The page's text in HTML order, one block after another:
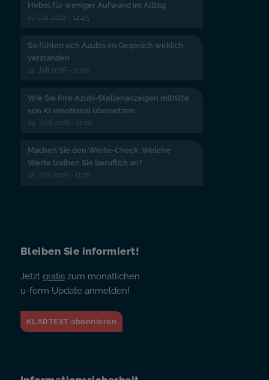
Hebel für weniger Aufwand im Alltag
27. Juli 2026 - 14:45
So fühlen sich Azubis im Gespräch wirklich
verstanden
14. Juli 2026 - 11:00
Wie Sie Ihre Azubi-Stellenanzeigen mithilfe
von KI emotional übersetzen
29. Juni 2026 - 11:00
Machen Sie den Werte-Check: Welche
Werte treiben Sie beruflich an?
12. Juni 2026 - 11:30
Bleiben Sie informiert!
Jetzt gratiszum monatlichen
u-form Update anmelden!
KLARTEXT abonnieren